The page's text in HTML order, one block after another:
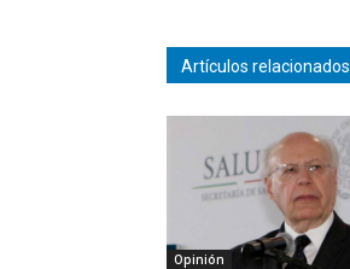
Artículos relacionados
Opinión